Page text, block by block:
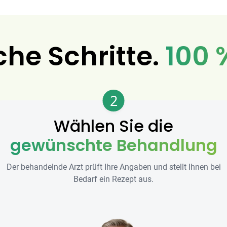
Schritte. 100
2
Wählen Sie die
gewünschte Behandlung
Der behandelnde Arzt prüft Ihre Angaben und stellt Ihnen bei
Bedarf ein Rezept aus.